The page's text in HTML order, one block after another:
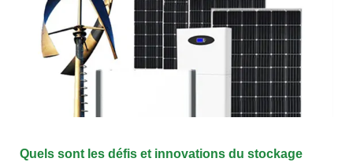
Quels sont les défis et innovations du stockage